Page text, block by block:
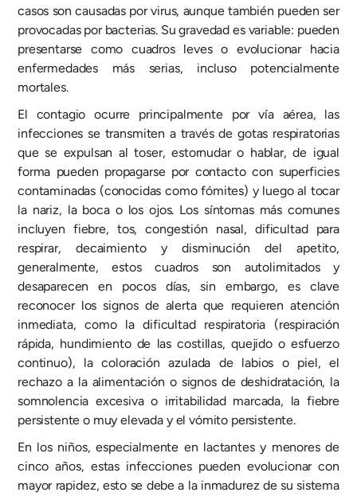
casos son causadas por virus, aunque también pueden ser
provocadas por bacterias. Su gravedad es variable: pueden
presentarse como cuadros leves o evolucionar hacia
enfermedades más serias, incluso potencialmente
mortales.
El contagio ocurre principalmente por vía aérea, las
infecciones se transmiten a través de gotas respiratorias
que se expulsan al toser, estornudar o hablar, de igual
forma pueden propagarse por contacto con superficies
contaminadas (conocidas como fómites) y luego al tocar
la nariz, la boca o los ojos. Los síntomas más comunes
incluyen fiebre, tos, congestión nasal, dificultad para
respirar, decaimiento y disminución del apetito,
generalmente, estos cuadros son autolimitados y
desaparecen en pocos días, sin embargo, es clave
reconocer los signos de alerta que requieren atención
inmediata, como la dificultad respiratoria (respiración
rápida, hundimiento de las costillas, quejido o esfuerzo
continuo), la coloración azulada de labios o piel, el
rechazo a la alimentación o signos de deshidratación, la
somnolencia excesiva o irritabilidad marcada, la fiebre
persistente o muy elevada y el vómito persistente.
En los niños, especialmente en lactantes y menores de
cinco años, estas infecciones pueden evolucionar con
mayor rapidez, esto se debe a la inmadurez de su sistema